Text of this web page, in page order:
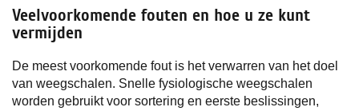
Veelvoorkomende fouten en hoe u ze kunt
vermijden
De meest voorkomende fout is het verwarren van het doel
van weegschalen. Snelle fysiologische weegschalen
worden gebruikt voor sortering en eerste beslissingen,